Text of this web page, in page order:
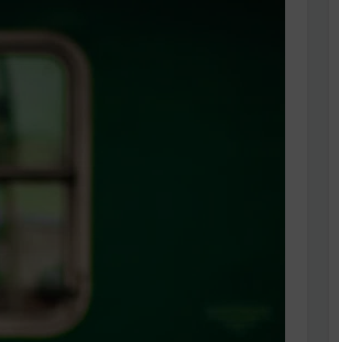
a bérleti díjak a ponthatárhirdetés
a Tetris boldogabbá tesz, mint a szerelem
a zseni, aki belenézett a saját koponyájába